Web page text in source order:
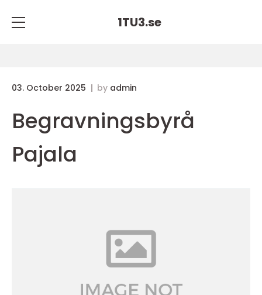
1TU3.se
03. October 2025 by admin
Begravningsbyrå
Pajala